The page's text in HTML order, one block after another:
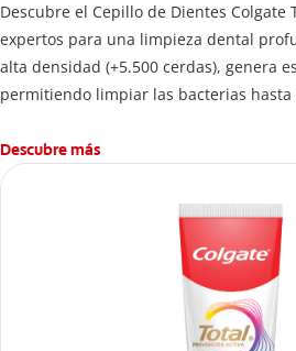
Descubre el Cepillo de Dientes Colgate
expertos para una limpieza dental
alta densidad (+5.500 cerdas), genera
permitiendo limpiar las bacterias hasta
Descubre más